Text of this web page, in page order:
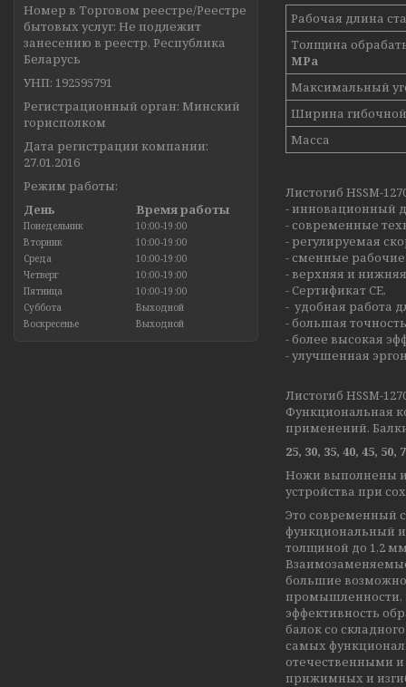
Рабочая длина
Толщина
MPa
Максимальный
Ширина
Масса
Листогиб HSSM-
- инновационный
- современные
- регулируемая
- сменные
- верхняя и
- Сертификат CE,
- удобная работа
- большая
- более высокая
- улучшенная
Листогиб HSSM-
Функциональная
применений.
25, 30, 35, 40, 45, 50,
Ножи выполнены
устройства при
Это современный
функциональный и
толщиной до 1,2
большие
промышленности,
эффективность
балок со
самых
отечественными
прижимных и
Номер в Торговом реестре/Реестре
бытовых услуг: Не подлежит
занесению в реестр, Республика
Беларусь
УНП: 192595791
Регистрационный орган: Минский
горисполком
Дата регистрации компании:
27.01.2016
Режим работы:
День
Время работы
Понедельник
10:00-19:00
Вторник
10:00-19:00
Среда
10:00-19:00
Четверг
10:00-19:00
Пятница
10:00-19:00
Суббота
Выходной
Воскресенье
Выходной